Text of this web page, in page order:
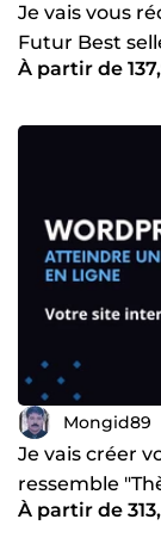
Je vais vous
Futur Best
À partir de
Mongid89
Je vais créer
ressemble
À partir de